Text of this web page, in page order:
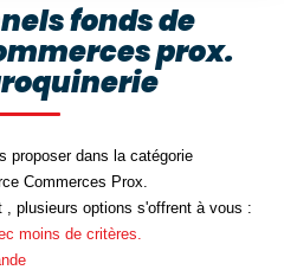
VENDUS
Agences
Budget max
Créer une alerte
fonds de
prox.
proposer dans la catégorie
Commerces Prox.
, plusieurs options s'offrent à vous :
moins de critères.